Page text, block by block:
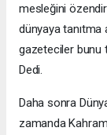
mesleğini
dünyaya tanıtma
gazeteciler bunu
Dedi.
Daha sonra
zamanda